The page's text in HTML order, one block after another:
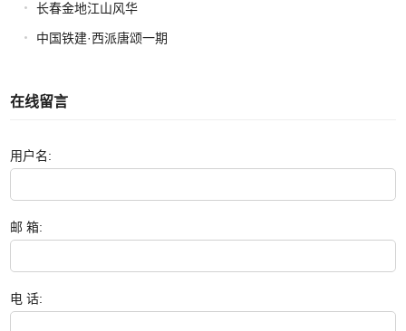
长春金地江山风华
中国铁建·西派唐颂一期
在线留言
用户名:
邮 箱:
电 话: